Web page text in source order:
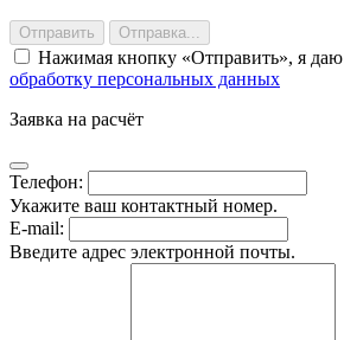
Отправить Отправка...
Нажимая кнопку Отправить , я даю
обработку персональных данных
Заявка на расчёт
Телефон:
Укажите ваш контактный номер.
E-mail:
Введите адрес электронной почты.